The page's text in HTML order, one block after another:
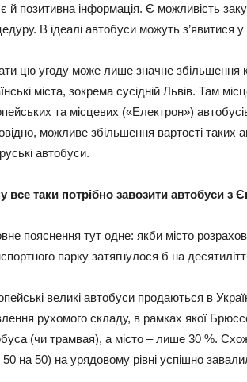
й позитивна інформація. Є можливість
В ідеалі автобуси можуть з’явитися
цю угоду може лише значне збільшення
міста, зокрема сусідній Львів. Там
та місцевих («Електрон»)
можливе збільшення вартості
автобуси.
все таки потрібно завозити автобуси з
пояснення тут одне: якби місто
парку затягнулося б на
великі автобуси продаються в
рухомого складу, в рамках якої
(чи трамвая), а місто – лише 30 %.
50 на 50) на урядовому рівні успішно